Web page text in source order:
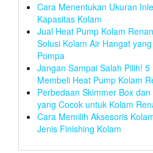
Cara Menentukan Ukuran
Kapasitas Kolam
Jual Heat Pump Kolam
Solusi Kolam Air Hangat
Pompa
Jangan Sampai Salah Pilih!
Membeli Heat Pump Kolam
Perbedaan Skimmer Box
yang Cocok untuk Kolam
Cara Memilih Aksesoris
Jenis Finishing Kolam